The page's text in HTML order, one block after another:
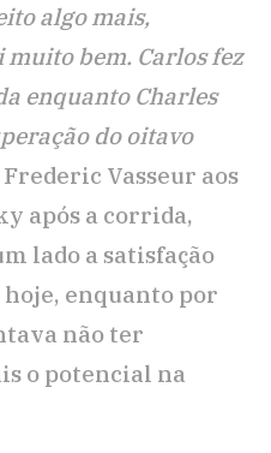
algo mais,
bem. Carlos fez
enquanto Charles
do oitavo
Vasseur aos
após a corrida,
lado a satisfação
enquanto por
não ter
o potencial na